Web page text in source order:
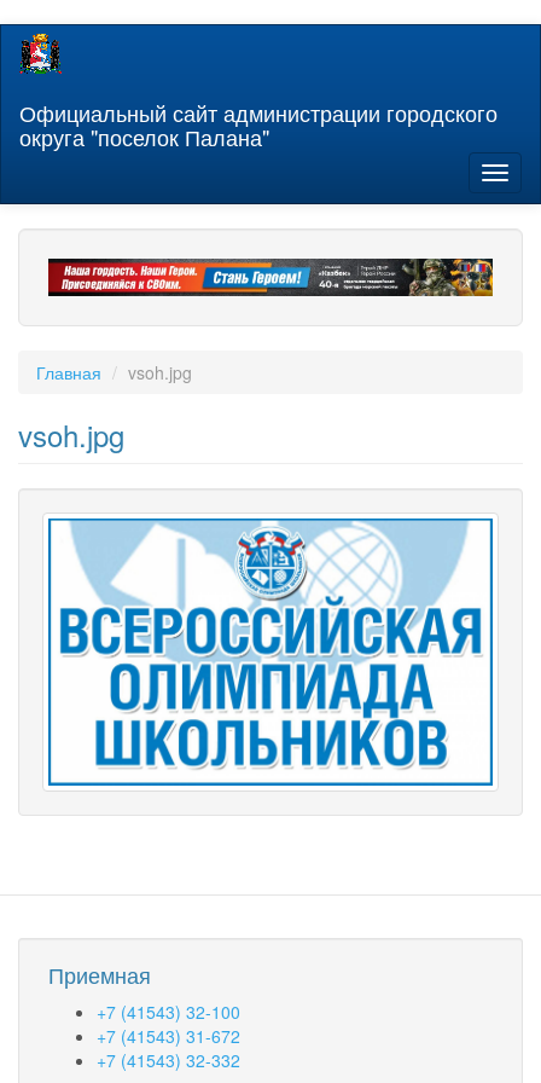
Перейти
содержанию
Официальный сайт администрации городского
округа "поселок Палана"
Главная vsoh.jpg
vsoh.jpg
Приемная
+7 (41543) 32-100
+7 (41543) 31-672
+7 (41543) 32-332